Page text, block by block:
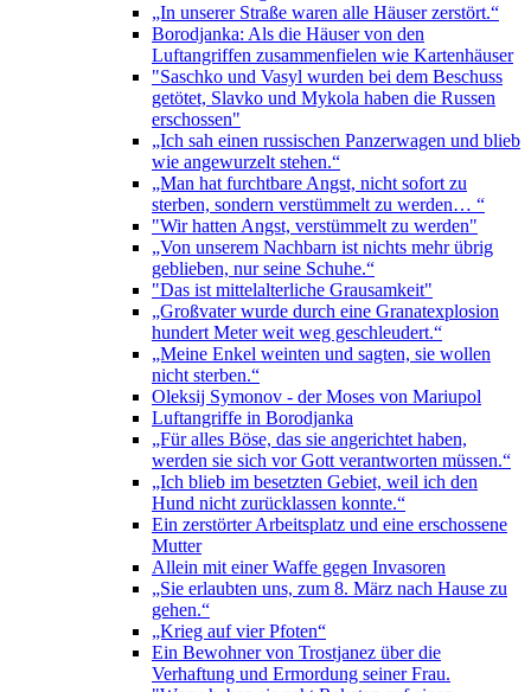
„In unserer Straße waren alle Häuser zerstört.“
Borodjanka: Als die Häuser von den
Luftangriffen zusammenfielen wie Kartenhäuser
"Saschko und Vasyl wurden bei dem Beschuss
getötet, Slavko und Mykola haben die Russen
erschossen"
„Ich sah einen russischen Panzerwagen und blieb
wie angewurzelt stehen.“
„Man hat furchtbare Angst, nicht sofort zu
sterben, sondern verstümmelt zu werden… “
"Wir hatten Angst, verstümmelt zu werden"
„Von unserem Nachbarn ist nichts mehr übrig
geblieben, nur seine Schuhe.“
"Das ist mittelalterliche Grausamkeit"
„Großvater wurde durch eine Granatexplosion
hundert Meter weit weg geschleudert.“
„Meine Enkel weinten und sagten, sie wollen
nicht sterben.“
Oleksij Symonov - der Moses von Mariupol
Luftangriffe in Borodjanka
„Für alles Böse, das sie angerichtet haben,
werden sie sich vor Gott verantworten müssen.“
„Ich blieb im besetzten Gebiet, weil ich den
Hund nicht zurücklassen konnte.“
Ein zerstörter Arbeitsplatz und eine erschossene
Mutter
Allein mit einer Waffe gegen Invasoren
„Sie erlaubten uns, zum 8. März nach Hause zu
gehen.“
„Krieg auf vier Pfoten“
Ein Bewohner von Trostjanez über die
Verhaftung und Ermordung seiner Frau.